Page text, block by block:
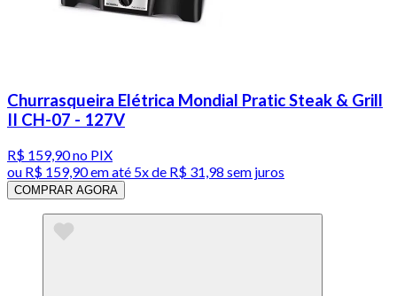
Churrasqueira Elétrica Mondial Pratic Steak & Grill
II CH-07 - 127V
R$ 159,90no PIX
ou R$ 159,90em até 5x de R$ 31,98 sem juros
COMPRAR AGORA